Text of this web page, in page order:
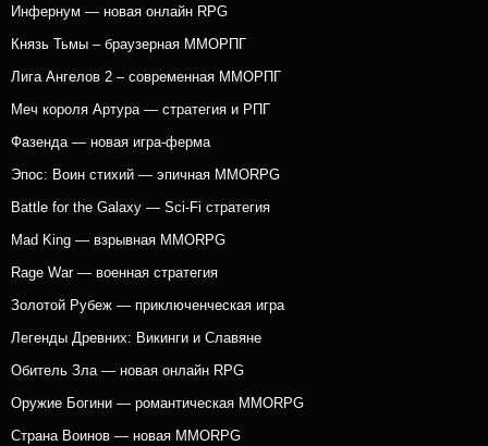
Инфернум — новая онлайн RPG
Князь Тьмы – браузерная ММОРПГ
Лига Ангелов 2 – современная ММОРПГ
Меч короля Артура — стратегия и РПГ
Фазенда — новая игра-ферма
Эпос: Воин стихий — эпичная MMORPG
Battle for the Galaxy — Sci-Fi стратегия
Mad King — взрывная MMORPG
Rage War — военная стратегия
Золотой Рубеж — приключенческая игра
Легенды Древних: Викинги и Славяне
Обитель Зла — новая онлайн RPG
Оружие Богини — романтическая MMORPG
Страна Воинов — новая MMORPG